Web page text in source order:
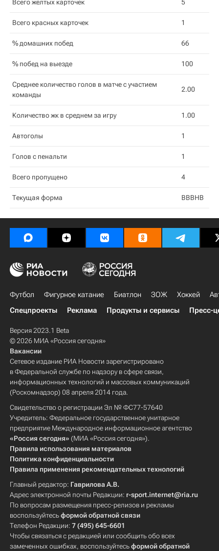
Всего желтых карточек 5
Всего красных карточек 1
% домашних побед 66
% побед на выезде 100
Среднее количество голов в матче с участием
команды
2.00
Количество жк в среднем за игру 1.00
Автоголы 1
Голов с пенальти 1
Всего пропущено 4
Текущая форма ВВВНВ
Футбол Фигурное катание Биатлон ЗОЖ Хоккей
Спецпроекты
Реклама Продукты и сервисы Пресс-
Версия 2023.1 Beta
© 2026 МИА «Россия сегодня»
Вакансии
Сетевое издание РИА Новости зарегистрировано
в Федеральной службе по надзору в сфере связи,
информационных технологий и массовых коммуникаций
(Роскомнадзор) 08 апреля 2014 года.
Свидетельство о регистрации Эл № ФС77-57640
Учредитель: Федеральное государственное унитарное
предприятие Международное информационное агентство
«Россия сегодня» (МИА «Россия сегодня»).
Правила использования материалов
Политика конфиденциальности
Правила применения рекомендательных технологий
Главный редактор: Гаврилова А.В.
Адрес электронной почты Редакции: r-sport.internet@ria.ru
По вопросам размещения пресс-релизов и рекламы
воспользуйтесьформой обратной связи
Телефон Редакции: 7 (495) 645-6601
Чтобы связаться с редакцией или сообщить обо всех
замеченных ошибках, воспользуйтесьформой обратной